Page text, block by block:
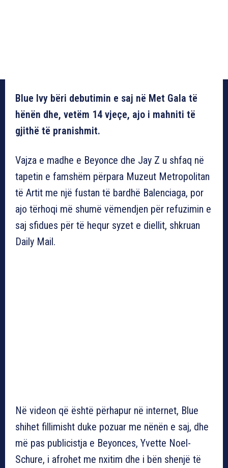
Blue Ivy bëri debutimin e saj në Met Gala të
hënën dhe, vetëm 14 vjeçe, ajo i mahniti të
gjithë të pranishmit.
Vajza e madhe e Beyonce dhe Jay Z u shfaq në
tapetin e famshëm përpara Muzeut Metropolitan
të Artit me një fustan të bardhë Balenciaga, por
ajo tërhoqi më shumë vëmendjen për refuzimin e
saj sfidues për të hequr syzet e diellit, shkruan
Daily Mail.
Në videon që është përhapur në internet, Blue
shihet fillimisht duke pozuar me nënën e saj, dhe
më pas publicistja e Beyonces, Yvette Noel-
Schure, i afrohet me nxitim dhe i bën shenjë të